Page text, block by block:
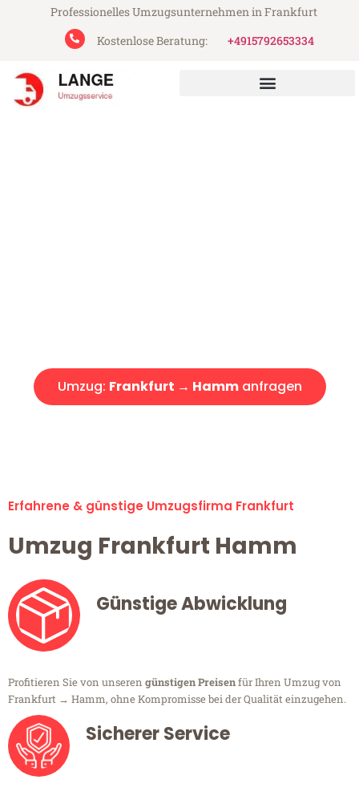
Professionelles Umzugsunternehmen in Frankfurt
Kostenlose Beratung:
+4915792653334
Umzug: Frankfurt → Hammanfragen
Erfahrene & günstige Umzugsfirma Frankfurt
Umzug Frankfurt Hamm
Günstige Abwicklung
Profitieren Sie von unseren günstigen Preisenfür Ihren Umzug von
Frankfurt → Hamm, ohne Kompromisse bei der Qualität einzugehen.
Sicherer Service